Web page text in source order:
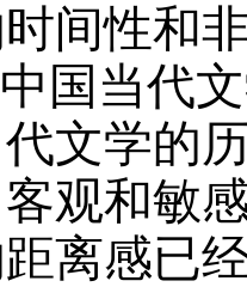
间性和
国当代
文学的
观和敏
离感已